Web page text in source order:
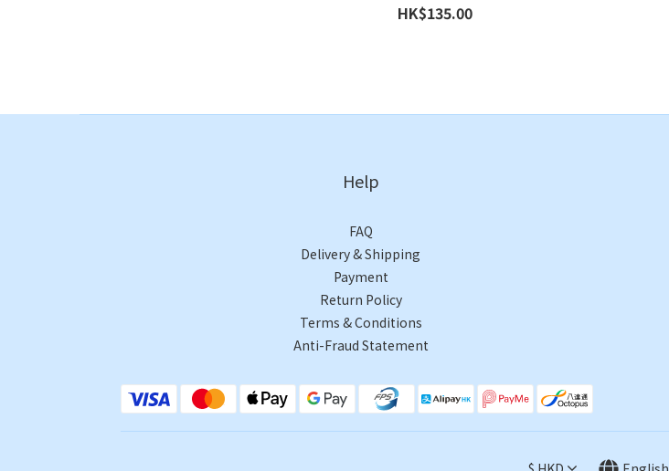
HK$135.00
Help
FAQ
Delivery & Shipping
Payment
Return Policy
Terms & Conditions
Anti-Fraud Statement